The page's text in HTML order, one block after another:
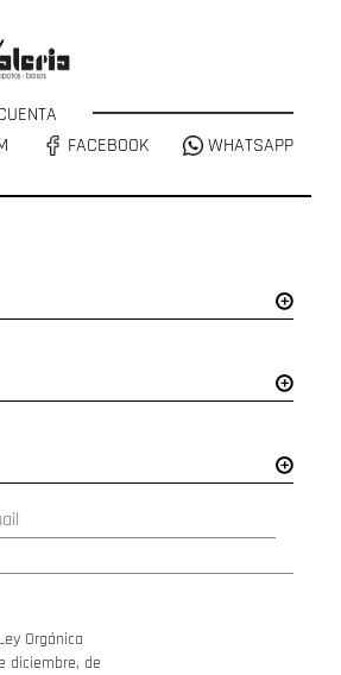
FACEBOOK WHATSAPP
Orgánica
diciembre, de